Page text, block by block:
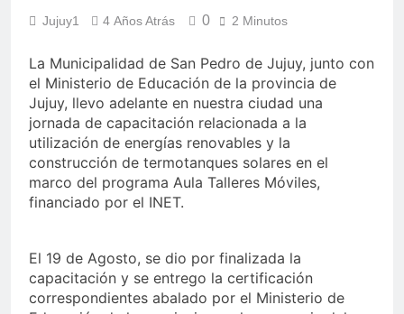
Jujuy1 4 Años Atrás 0 2 Minutos
La Municipalidad de San Pedro de Jujuy, junto con
el Ministerio de Educación de la provincia de
Jujuy, llevo adelante en nuestra ciudad una
jornada de capacitación relacionada a la
utilización de energías renovables y la
construcción de termotanques solares en el
marco del programa Aula Talleres Móviles,
financiado por el INET.
El 19 de Agosto, se dio por finalizada la
capacitación y se entrego la certificación
correspondientes abalado por el Ministerio de